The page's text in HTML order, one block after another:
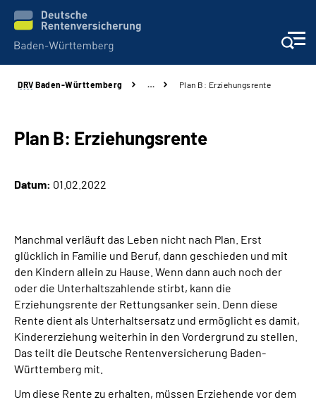
Beratung und Kontakt
Kunden
Presse
Über uns
Inhalte in Gebärdensprache (DGS)
Leichte Sprache
DRV Baden-Württemberg … Plan B: Erziehungsrente
Plan B: Erziehungsrente
Datum: 01.02.2022
Manchmal verläuft das Leben nicht nach Plan. Erst
glücklich in Familie und Beruf, dann geschieden und mit
den Kindern allein zu Hause. Wenn dann auch noch der
oder die Unterhaltszahlende stirbt, kann die
Erziehungsrente der Rettungsanker sein. Denn diese
Rente dient als Unterhaltsersatz und ermöglicht es damit,
Kindererziehung weiterhin in den Vordergrund zu stellen.
Das teilt die Deutsche Rentenversicherung Baden-
Württemberg mit.
Um diese Rente zu erhalten, müssen Erziehende vor dem